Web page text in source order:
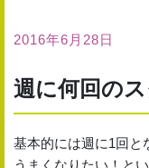
2016年6月28日
週に何回の
基本的には週に1回と
うまくなりたい！と